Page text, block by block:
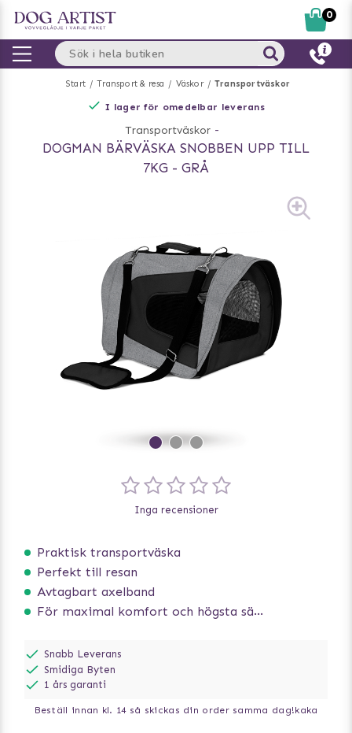
Start Transport & resa Väskor Transportväskor
I lager för omedelbar leverans
Transportväskor -
DOGMAN BÄRVÄSKA SNOBBEN UPP TILL
7KG - GRÅ
Praktisk transportväska
Perfekt till resan
Avtagbart axelband
För maximal komfort och högsta säkerhet
Inga recensioner
Snabb Leverans
Smidiga Byten
1 års garanti
Beställ innan kl. 14 så skickas din order samma dag!kaka
0